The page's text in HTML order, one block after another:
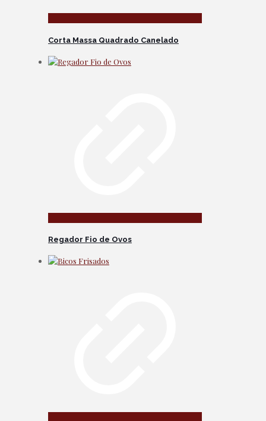
Corta Massa Quadrado Canelado
Regador Fio de Ovos